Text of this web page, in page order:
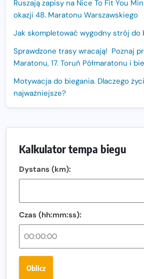
Ruszają zapisy na Nice To Fit You
okazji 48. Maratonu Warszawskiego
Jak skompletować wygodny strój do
Sprawdzone trasy wracają! Poznaj
Maratonu, 17. Toruń Półmaratonu i
Motywacja do biegania. Dlaczego
najważniejsze?
Sprawdzony przebieg i profil
biegania
Amazfit Balance 3: Kompleksowe
i zawodnika Hyrox?
Regeneracja w bieganiu. Co warto o
Ostatnie wolne miejsca na
dniu.
Kalkulator tempa biegu
Dystans (km):
Czas (hh:mm:ss):
Oblicz